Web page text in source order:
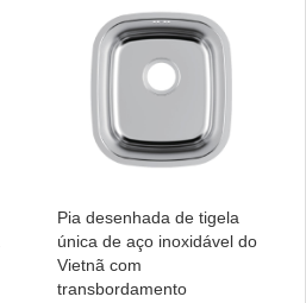
Pia desenhada de tigela
única de aço inoxidável do
Vietnã com
transbordamento